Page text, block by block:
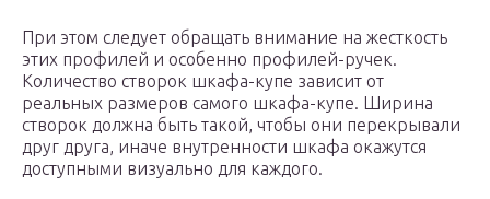
При этом следует обращать внимание на жесткость
этих профилей и особенно профилей-ручек.
Количество створок шкафа-купе зависит от
реальных размеров самого шкафа-купе. Ширина
створок должна быть такой, чтобы они перекрывали
друг друга, иначе внутренности шкафа окажутся
доступными визуально для каждого.